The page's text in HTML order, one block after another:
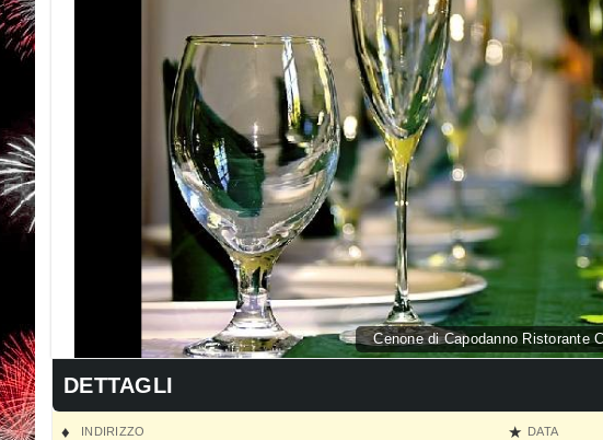
Cenone di Capodanno Ristorante
DETTAGLI
INDIRIZZO DATA